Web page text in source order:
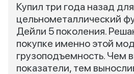
Купил три года назад
цельнометаллический
Дейли 5 поколения.
покупке именно этой
грузоподъемность. Чем
показатели, тем